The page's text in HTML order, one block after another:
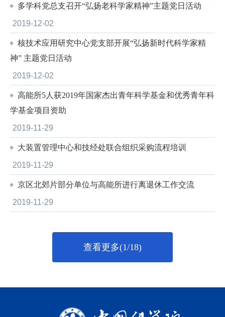
多学科党总支召开“弘扬老科学家精神”主题党日活动
2019-12-02
核技术应用研究中心党支部开展“弘扬新时代科学家精
神” 主题党日活动
2019-12-02
高能所5人获2019年国家杰出青年科学基金和优秀青年科
学基金项目资助
2019-11-29
大装置管理中心和技经处联合组织采购流程培训
2019-11-29
京区北郊片部分单位与高能所进行离退休工作交流
2019-11-29
查看更多(1/18)